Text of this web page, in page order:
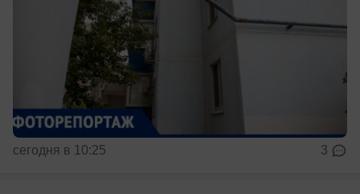
сегодня в 10:25 3